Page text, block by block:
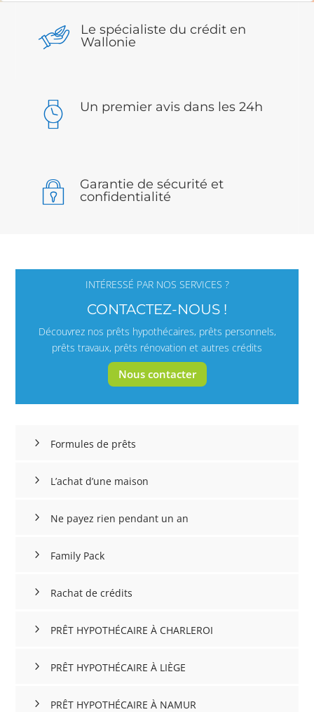
Le spécialiste du crédit en
Wallonie
Un premier avis dans les 24h
Garantie de sécurité et
confidentialité
INTÉRESSÉ PAR NOS SERVICES ?
CONTACTEZ-NOUS !
Découvrez nos prêts hypothécaires, prêts personnels,
prêts travaux, prêts rénovation et autres crédits
Nous contacter
Formules de prêts
L’achat d’une maison
Ne payez rien pendant un an
Family Pack
Rachat de crédits
PRÊT HYPOTHÉCAIRE À CHARLEROI
PRÊT HYPOTHÉCAIRE À LIÈGE
PRÊT HYPOTHÉCAIRE À NAMUR